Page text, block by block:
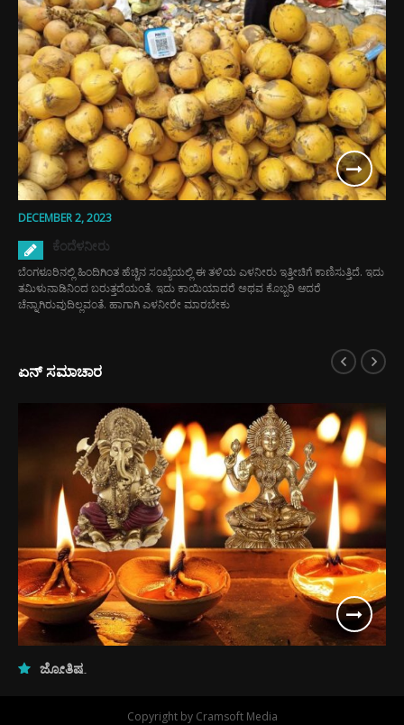
DECEMBER 2, 2023
ಕೆಂದೆಳನೀರು
ಬೆಂಗಳೂರಿನಲ್ಲಿ ಹಿಂದಿಗಿಂತ ಹೆಚ್ಚಿನ ಸಂಖ್ಯೆಯಲ್ಲಿ ಈ ತಳಿಯ ಎಳನೀರು ಇತ್ತೀಚಿಗೆ ಕಾಣಿಸುತ್ತಿದೆ. ಇದು
ತಮಿಳುನಾಡಿನಿಂದ ಬರುತ್ತದೆಯಂತೆ. ಇದು ಕಾಯಿಯಾದರೆ ಅಥವ ಕೊಬ್ಬರಿ ಆದರೆ
ಚೆನ್ನಾಗಿರುವುದಿಲ್ಲವಂತೆ. ಹಾಗಾಗಿ ಎಳನೀರೇ ಮಾರಬೇಕು
ಏನ್ ಸಮಾಚಾರ
ಜ್ಯೋತಿಷ್ಯ
ಭವಿಷ್ಯದಲ್ಲಿ ಈ ರಾಶಿಗಳಿಗೆCopyright by Cramsoft Media